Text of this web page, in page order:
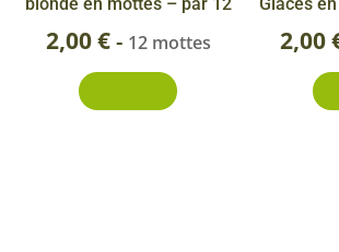
2,00€- 12 mottes 2,00